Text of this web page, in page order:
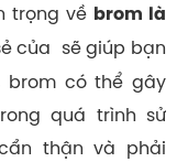
trọng về brom là
của sẽ giúp bạn
brom có thể gây
quá trình sử
thận và phải